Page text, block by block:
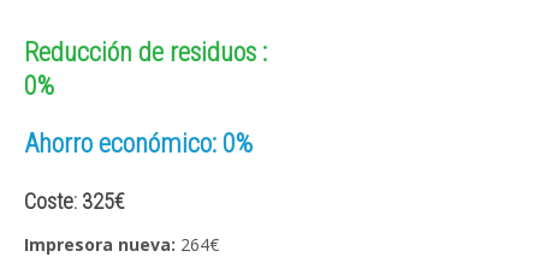
Reducción de residuos :
0%
Ahorro económico: 0%
Coste: 325€
Impresora nueva: 264€